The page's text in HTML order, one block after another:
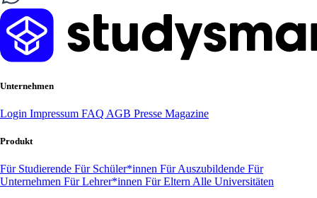
Unternehmen
Login Impressum FAQ AGB Presse Magazine
Produkt
Für Studierende Für Schüler*innen Für Auszubildende Für
Unternehmen Für Lehrer*innen Für Eltern Alle Universitäten